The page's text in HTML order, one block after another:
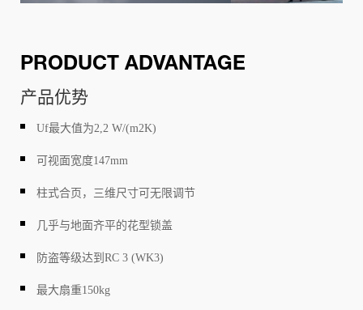
PRODUCT ADVANTAGE
产品优势
Uf最大值为2,2 W/(m2K)
可视面宽度147mm
柱式合页，三维尺寸可无限调节
几乎与地面齐平的花型锁盖
防盗等级达到RC 3 (WK3)
最大扇重150kg